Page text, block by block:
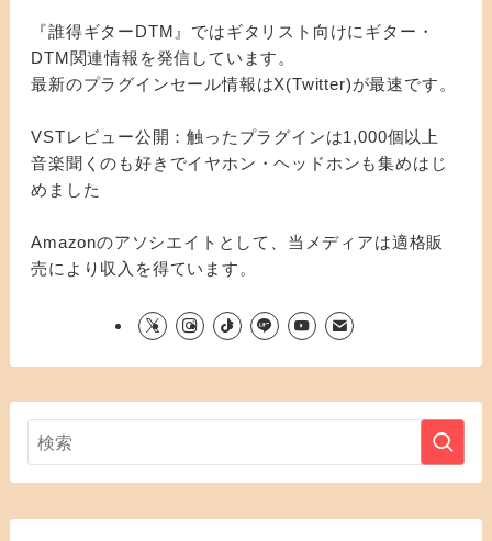
『誰得ギターDTM』ではギタリスト向けにギター・
DTM関連情報を発信しています。
最新のプラグインセール情報はX(Twitter)が最速です。
VSTレビュー公開：触ったプラグインは1,000個以上
音楽聞くのも好きでイヤホン・ヘッドホンも集めはじ
めました
Amazonのアソシエイトとして、当メディアは適格販
売により収入を得ています。